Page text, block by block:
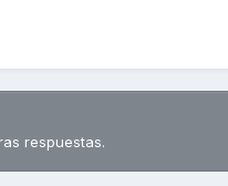
respuestas.